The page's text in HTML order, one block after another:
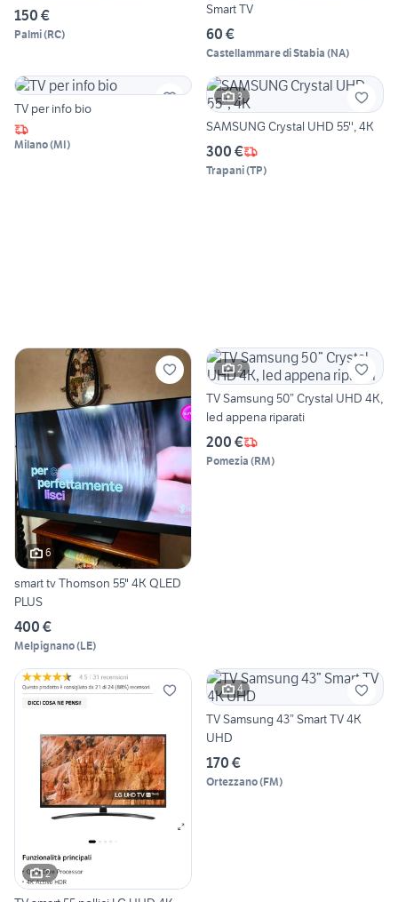
150 €
Palmi(RC)
Smart TV
60 €
Castellammare di Stabia (NA)
TV per info bio
Milano(MI)
3
SAMSUNG Crystal UHD 55'', 4K
300 €
Trapani(TP)
6
smart tv Thomson 55" 4K QLED
PLUS
400 €
Melpignano(LE)
2
TV Samsung 50” Crystal UHD 4K,
led appena riparati
200 €
Pomezia (RM)
2
4
TV Samsung 43” Smart TV 4K
UHD
170 €
Ortezzano(FM)